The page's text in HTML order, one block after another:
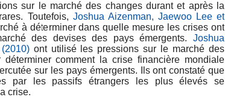
sur le marché des changes durant et après la
Toutefois, Joshua Aizenman, Jaewoo Lee et
à déterminer dans quelle mesure les crises ont
des devises des pays émergents. Joshua
ont utilisé les pressions sur le marché des
comment la crise financière mondiale
sur les pays émergents. Ils ont constaté que
par les passifs étrangers les plus élevés se
crise.